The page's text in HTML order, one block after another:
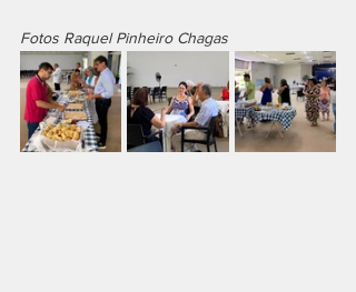
Fotos Raquel Pinheiro Chagas